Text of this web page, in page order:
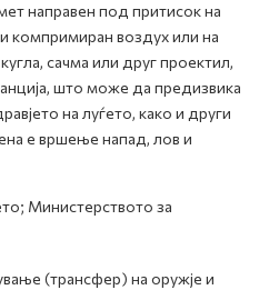
направен под притисок на
компримиран воздух или на
сачма или друг проектил,
што може да предизвика
на луѓето, како и други
е вршење напад, лов и
Министерството за
(трансфер) на оружје и